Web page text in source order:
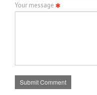
Your message
Submit Comment